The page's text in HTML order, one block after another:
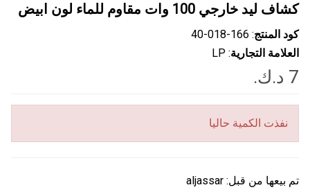
كشاف ليد خارجي 100 وات مقاوم للماء لون ابيض
كود المنتج: ‎40-018-166
العلامة التجارية: LP
نفذت الكمية حاليا
تم بيعها من قبل: aljassar